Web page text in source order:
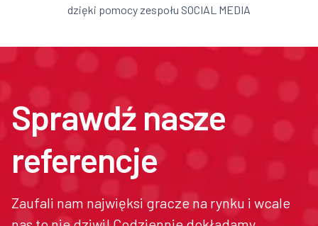
dzięki pomocy zespołu SOCIAL MEDIA
Sprawdź nasze
referencje
Zaufali nam najwięksi gracze na rynku i wcale